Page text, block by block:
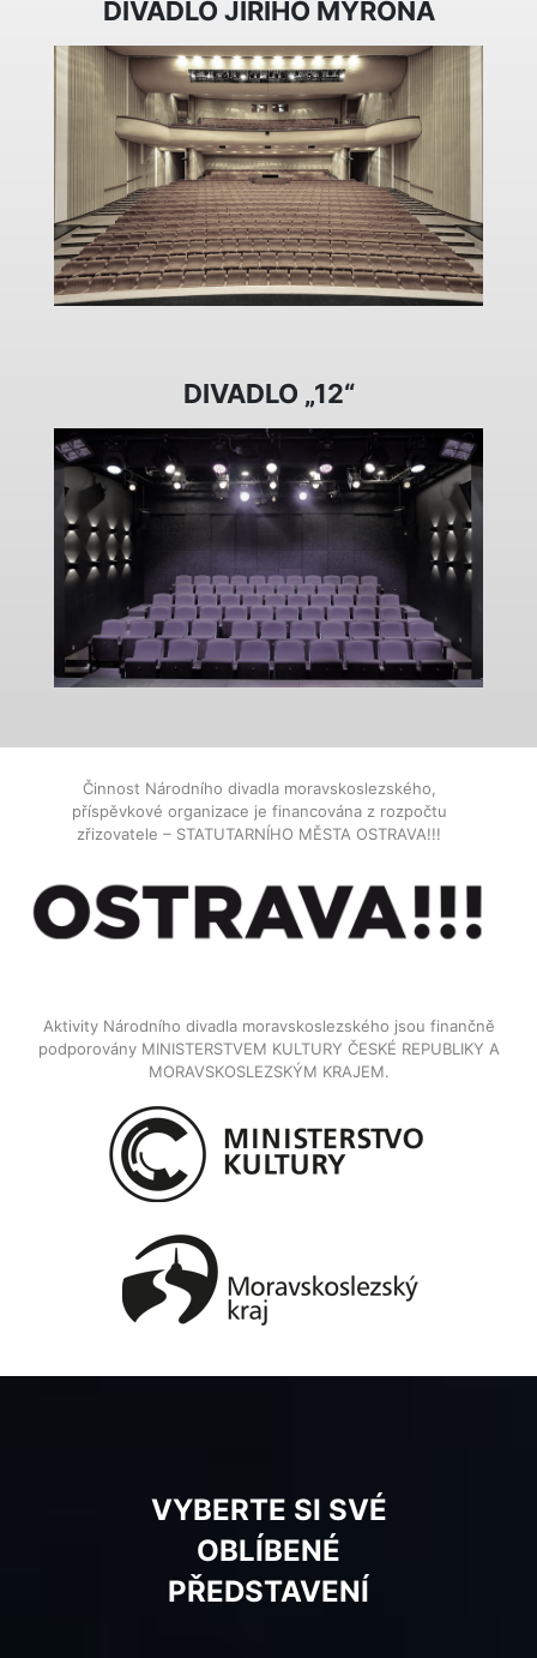
DIVADLO JIŘÍHO MYRONA
DIVADLO „12“
Činnost Národního divadla moravskoslezského,
příspěvkové organizace je financována z rozpočtu
zřizovatele – STATUTARNÍHO MĚSTA OSTRAVA!!!
Aktivity Národního divadla moravskoslezského jsou finančně
podporovány MINISTERSTVEM KULTURY ČESKÉ REPUBLIKY A
MORAVSKOSLEZSKÝM KRAJEM.
VYBERTE SI SVÉ
OBLÍBENÉ
PŘEDSTAVENÍ